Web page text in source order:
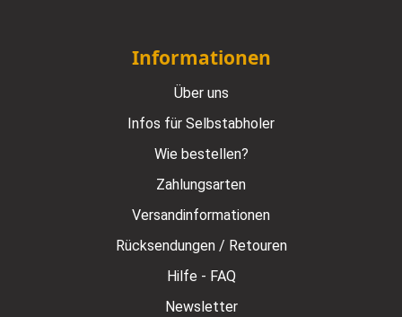
Informationen
Über uns
Infos für Selbstabholer
Wie bestellen?
Zahlungsarten
Versandinformationen
Rücksendungen / Retouren
Hilfe - FAQ
Newsletter